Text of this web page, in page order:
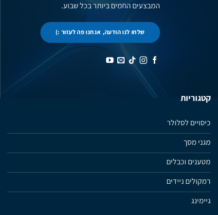
המבצעים החמים ביותר בכל שבוע.
שלחו לנו הודעה, אנחנו פה לעזור :)
קטגוריות
כיסויים לסלולר
מגני מסך
מטענים וכבלים
רמקולים ניידים
גיימינג